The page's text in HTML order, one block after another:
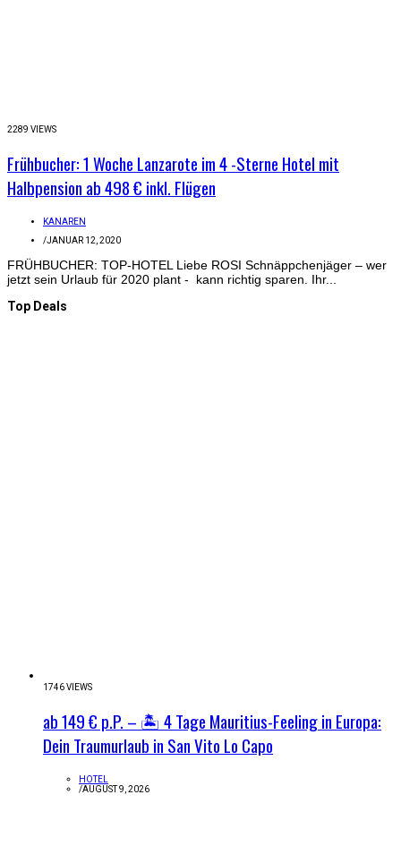
2289 VIEWS
Frühbucher: 1 Woche Lanzarote im 4 -Sterne Hotel mit
Halbpension ab 498 € inkl. Flügen
KANAREN
/JANUAR 12, 2020
FRÜHBUCHER: TOP-HOTEL Liebe ROSI Schnäppchenjäger – wer
jetzt sein Urlaub für 2020 plant - kann richtig sparen. Ihr...
Top Deals
1746 VIEWS
ab 149 € p.P. – 🏝️ 4 Tage Mauritius-Feeling in Europa:
Dein Traumurlaub in San Vito Lo Capo
HOTEL
/AUGUST 9, 2026